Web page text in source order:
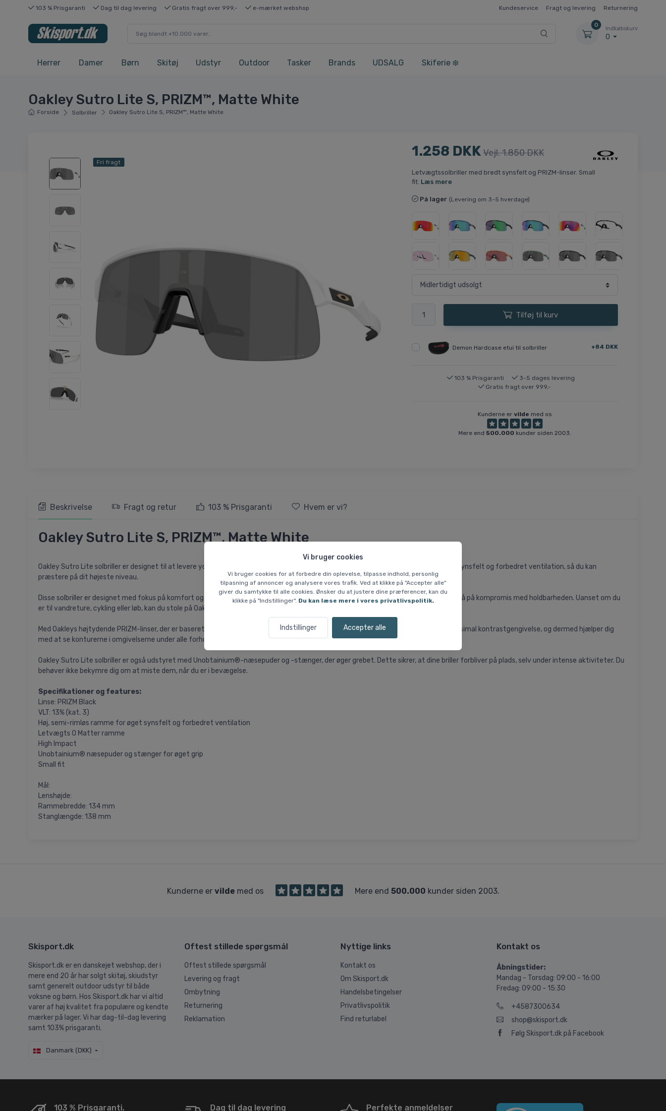
Vi bruger cookies
Vi bruger cookies for at forbedre din oplevelse, tilpasse indhold, personlig
tilpasning af annoncer og analysere vores trafik. Ved at klikke på "Accepter alle"
giver du samtykke til alle cookies. Ønsker du at justere dine præferencer, kan du
klikke på "Indstillinger". Du kan læse mere i vores privatlivspolitik.
Indstillinger Accepter alle
103 % Prisgaranti Dag til dag levering Gratis fragt over 999,- e-mærket webshop Kundeservice Fragt og levering Returnering
0
Indkøbskurv
0
Herrer Damer Børn Skitøj Udstyr Outdoor Tasker Brands UDSALG Skiferie ❄️
Oakley Sutro Lite S, PRIZM™, Matte White
Forside Solbriller Oakley Sutro Lite S, PRIZM™, Matte White
Fri fragt
1.258 DKK Vejl. 1.850 DKK
Letvægtssolbriller med bredt synsfelt og PRIZM-linser. Small
fit. Læs mere
På lager (Levering om 3-5 hverdage)
Tilføj til kurv
Demon Hardcase etui til solbriller +84 DKK
103 % Prisgaranti
3-5 dages levering
Gratis fragt over 999,-
Kunderne er vilde med os
Mere end 500.000 kunder siden 2003.
Beskrivelse Fragt og retur 103 % Prisgaranti Hvem er vi?
Oakley Sutro Lite S, PRIZM™, Matte White
Oakley Sutro Lite solbriller er designet til at levere ydeevne og komfort til fritidsatleter. Med en høj, halvrandsfri ramme får du øget synsfelt og forbedret ventilation, så du kan
præstere på dit højeste niveau.
Disse solbriller er designet med fokus på komfort og funktionalitet. Den lette O Matter-ramme sikrer en behagelig pasform uden at gå på kompromis med holdbarheden. Uanset om du
er til vandreture, cykling eller løb, kan du stole på Oakley Sutro Lite til at følge med dig.
Med Oakleys højtydende PRIZM-linser, der er baseret på mange års farveforskning, får du en bedre lystransmission, hvilket giver maksimal kontrastgengivelse, og dermed hjælper dig
med at se konturerne i omgivelserne under alle forhold.
Oakley Sutro Lite solbriller er også udstyret med Unobtainium®-næsepuder og -stænger, der øger grebet. Dette sikrer, at dine briller forbliver på plads, selv under intense aktiviteter. Du
behøver ikke bekymre dig om at miste dem, når du er i bevægelse.
Specifikationer og features:
Linse: PRIZM Black
VLT: 13% (kat. 3)
Høj, semi-rimløs ramme for øget synsfelt og forbedret ventilation
Letvægts O Matter ramme
High Impact
Unobtainium® næsepuder og stænger for øget grip
Small fit
Mål:
Lenshøjde:
Rammebredde: 134 mm
Stanglængde: 138 mm
Kunderne er vildemed os Mere end 500.000 kunder siden 2003.
Skisport.dk
Skisport.dk er en danskejet webshop, der i
mere end 20 år har solgt skitøj, skiudstyr
samt generelt outdoor udstyr til både
voksne og børn. Hos Skisport.dk har vi altid
varer af høj kvalitet fra populære og kendte
mærker på lager. Vi har dag-til-dag levering
samt 103% prisgaranti.
Danmark (DKK)
Oftest stillede spørgsmål
Oftest stillede spørgsmål
Levering og fragt
Ombytning
Returnering
Reklamation
Nyttige links
Kontakt os
Om Skisport.dk
Handelsbetingelser
Privatlivspolitik
Find returlabel
Kontakt os
Åbningstider:
Mandag - Torsdag: 09:00 - 16:00
Fredag: 09:00 - 15:30
+4587300634
shop@skisport.dk
Følg Skisport.dk på Facebook
103 % Prisgaranti. Dag til dag levering Perfekte anmeldelser